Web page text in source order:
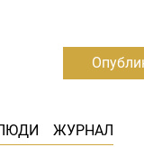
ЖУРНАЛ